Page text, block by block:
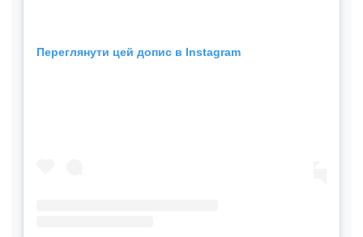
Переглянути цей допис в Instagram